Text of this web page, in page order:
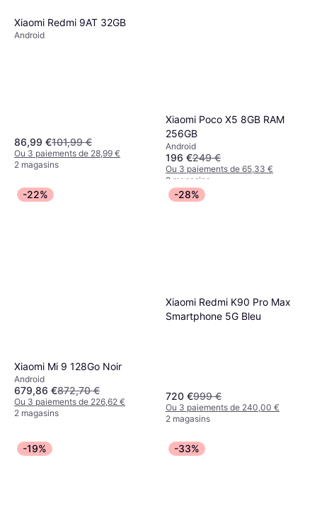
Xiaomi Redmi 9AT 32GB
Android
86,99 €101,99 €
Ou 3 paiements de 28,99 €
2 magasins
Xiaomi Poco X5 8GB RAM
256GB
Android
196 €249 €
Ou 3 paiements de 65,33 €
2 magasins
-22%
Xiaomi Mi 9 128Go Noir
Android
679,86 €872,70 €
Ou 3 paiements de 226,62 €
2 magasins
-28%
Xiaomi Redmi K90 Pro Max
Smartphone 5G Bleu
720 €999 €
Ou 3 paiements de 240,00 €
2 magasins
-19% -33%